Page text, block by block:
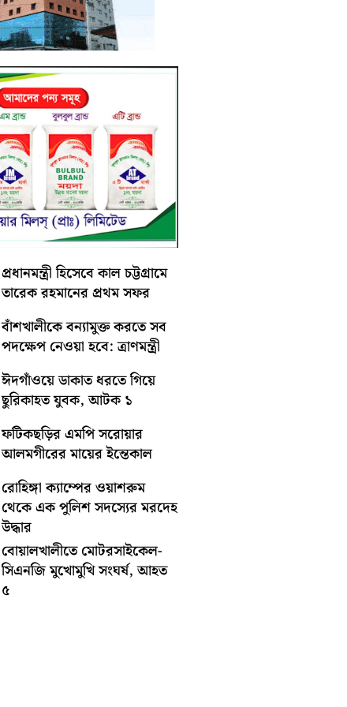
প্রধানমন্ত্রী হিসেবে কাল চট্টগ্রামে
তারেক রহমানের প্রথম সফর
বাঁশখালীকে বন্যামুক্ত করতে সব
পদক্ষেপ নেওয়া হবে: ত্রাণমন্ত্রী
ঈদগাঁওয়ে ডাকাত ধরতে গিয়ে
ছুরিকাহত যুবক, আটক ১
ফটিকছড়ির এমপি সরোয়ার
আলমগীরের মায়ের ইন্তেকাল
রোহিঙ্গা ক্যাম্পের ওয়াশরুম
থেকে এক পুলিশ সদস্যের মরদেহ
উদ্ধার
বোয়ালখালীতে মোটরসাইকেল-
সিএনজি মুখোমুখি সংঘর্ষ, আহত
৫